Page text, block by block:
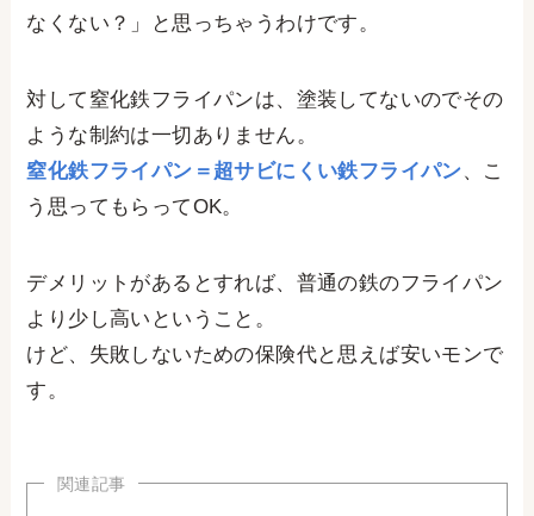
なくない？」と思っちゃうわけです。
対して窒化鉄フライパンは、塗装してないのでその
ような制約は一切ありません。
窒化鉄フライパン＝超サビにくい鉄フライパン、こ
う思ってもらってOK。
デメリットがあるとすれば、普通の鉄のフライパン
より少し高いということ。
けど、失敗しないための保険代と思えば安いモンで
す。
関連記事